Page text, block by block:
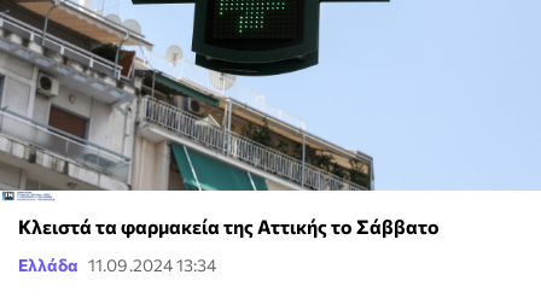
Κλειστά τα φαρμακεία της Αττικής το Σάββατο
Ελλάδα 11.09.2024 13:34